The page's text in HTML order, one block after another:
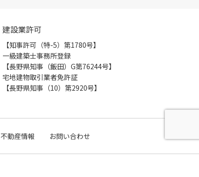
建設業許可
【知事許可（特-5）第1780号】
一級建築士事務所登録
【長野県知事（飯田）G第76244号】
宅地建物取引業者免許証
【長野県知事（10）第2920号】
不動産情報 お問い合わせ